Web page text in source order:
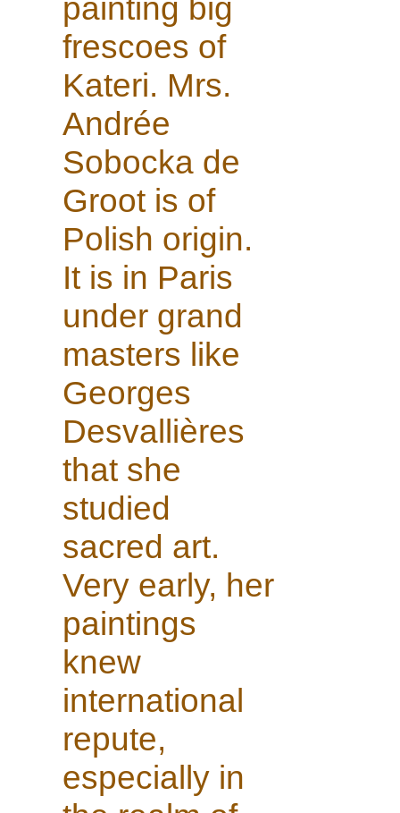
painting big
frescoes of
Kateri. Mrs.
Andrée
Sobocka de
Groot is of
Polish origin.
It is in Paris
under grand
masters like
Georges
Desvallières
that she
studied
sacred art.
Very early, her
paintings
knew
international
repute,
especially in